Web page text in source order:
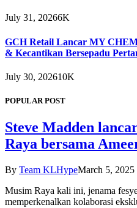
July 31, 20266K
GCH Retail Lancar MY
& Kecantikan Bersepadu
July 30, 202610K
POPULAR POST
Steve Madden
Raya bersama
By Team KLHypeMarch 5, 2025
Musim Raya kali ini, jenama
memperkenalkan kolaborasi